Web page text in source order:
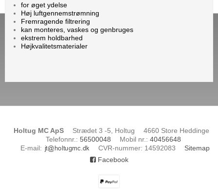
for øget ydelse
Høj luftgennemstrømning
Fremragende filtrering
kan monteres, vaskes og genbruges
ekstrem holdbarhed
Højkvalitetsmaterialer
Holtug MC ApS Strædet 3 -5, Holtug
4660 Store Heddinge
Telefonnr.: 56500048 Mobil nr.: 40456648
E-mail: CVR-nummer: 14592083
Sitemap
Facebook